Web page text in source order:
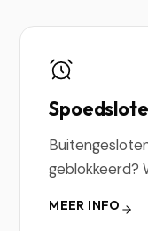
geblokkeerd?
MEER INFO